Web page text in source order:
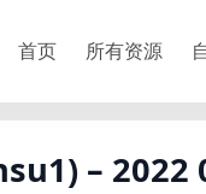
首页 所有资源
– 2022